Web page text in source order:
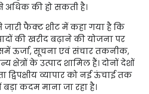
की हो सकती है।
फैक्ट शीट में कहा गया है कि
की खरीद बढ़ाने की योजना पर
ऊर्जा, सूचना एवं संचार तकनीक,
के उत्पाद शामिल हैं। दोनों देशों
व्यापार को नई ऊंचाई तक
कदम माना जा रहा है।